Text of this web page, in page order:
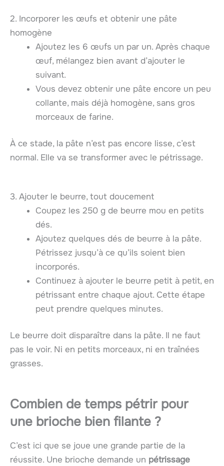
2. Incorporer les œufs et obtenir une pâte
homogène
Ajoutez les 6 œufs un par un. Après chaque
œuf, mélangez bien avant d’ajouter le
suivant.
Vous devez obtenir une pâte encore un peu
collante, mais déjà homogène, sans gros
morceaux de farine.
À ce stade, la pâte n’est pas encore lisse, c’est
normal. Elle va se transformer avec le pétrissage.
3. Ajouter le beurre, tout doucement
Coupez les 250 g de beurre mou en petits
dés.
Ajoutez quelques dés de beurre à la pâte.
Pétrissez jusqu’à ce qu’ils soient bien
incorporés.
Continuez à ajouter le beurre petit à petit, en
pétrissant entre chaque ajout. Cette étape
peut prendre quelques minutes.
Le beurre doit disparaître dans la pâte. Il ne faut
pas le voir. Ni en petits morceaux, ni en traînées
grasses.
Combien de temps pétrir pour
une brioche bien filante ?
C’est ici que se joue une grande partie de la
réussite. Une brioche demande un pétrissage